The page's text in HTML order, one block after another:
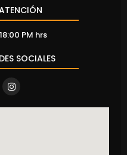
PM hrs
SOCIALES